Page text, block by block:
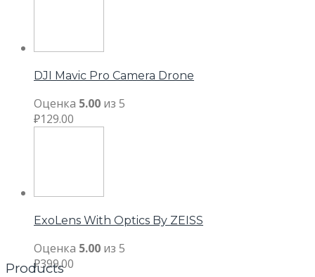
DJI Mavic Pro Camera Drone
Оценка 5.00 из 5
₽129.00
ExoLens With Optics By ZEISS
Оценка 5.00 из 5
₽399.00
Products